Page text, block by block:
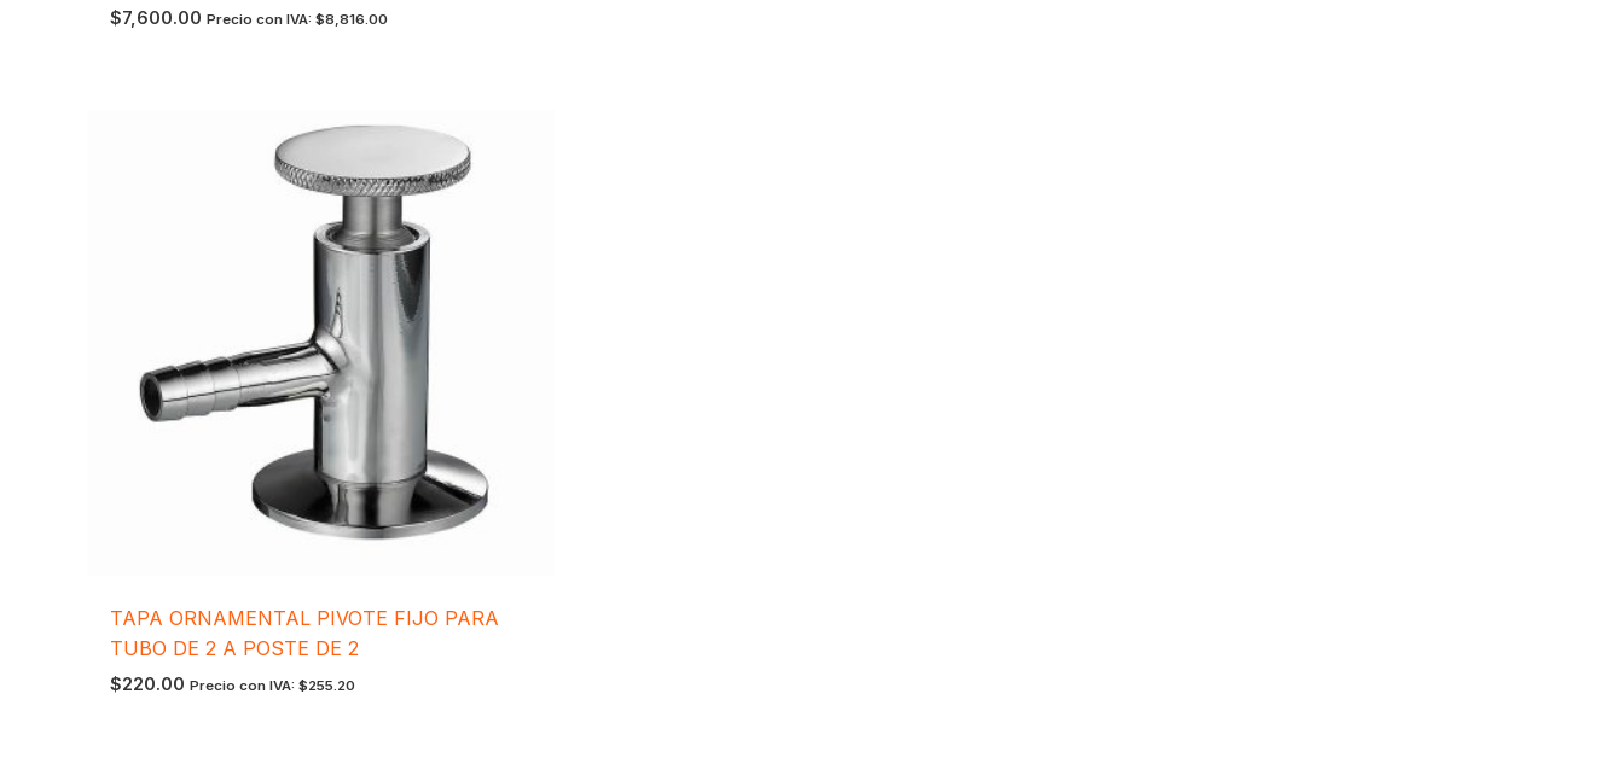
$7,600.00 Precio con IVA:$8,816.00
TAPA ORNAMENTAL PIVOTE FIJO PARA
TUBO DE 2 A POSTE DE 2
$220.00 Precio con IVA:$255.20